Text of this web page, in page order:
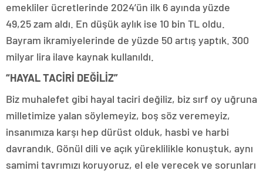
emekliler ücretlerinde 2024’ün ilk 6 ayında yüzde
49,25 zam aldı. En düşük aylık ise 10 bin TL oldu.
Bayram ikramiyelerinde de yüzde 50 artış yaptık. 300
milyar lira ilave kaynak kullanıldı.
“HAYAL TACİRİ DEĞİLİZ”
Biz muhalefet gibi hayal taciri değiliz, biz sırf oy uğruna
milletimize yalan söylemeyiz, boş söz veremeyiz,
insanımıza karşı hep dürüst olduk, hasbi ve harbi
davrandık. Gönül dili ve açık yüreklilikle konuştuk, aynı
samimi tavrımızı koruyoruz, el ele verecek ve sorunları